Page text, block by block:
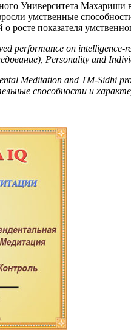
Университета
умственные
росте показателя
performance on
Personality and
Meditation and TM-Sidhi
способности и